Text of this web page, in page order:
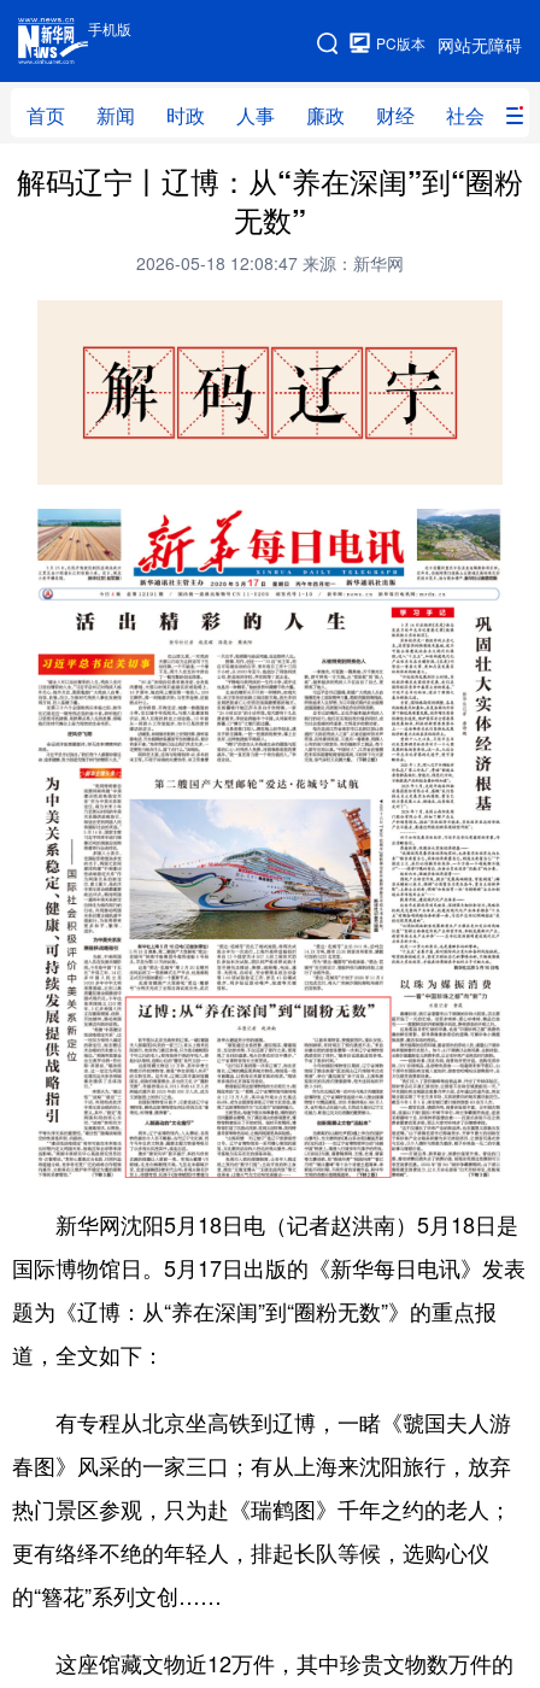
手机版
网站无障碍
PC版本
首页 新闻 时政 人事 廉政 财经 社会 科
手机版
网站地图
首页 新闻 时政 人事
地方频道
北京 天津 河北 山西
辽宁 吉林 上海 江苏
浙江 安徽 福建 江西
山东 河南 湖北 湖南
广东 广西 海南 重庆
四川 贵州 云南 西藏
陕西 甘肃 青海 宁夏
新疆 内蒙古 黑龙江
多语种频道
English Español Français عربى
Русский язык 한국어
Deutsch Português
解码辽宁丨辽博：从“养在深闺”到“圈粉
无数”
2026-05-18 12:08:47 来源：新华网
新华网沈阳5月18日电（记者赵洪南）5月18日是
国际博物馆日。5月17日出版的《新华每日电讯》发表
题为《辽博：从“养在深闺”到“圈粉无数”》的重点报
道，全文如下：
有专程从北京坐高铁到辽博，一睹《虢国夫人游
春图》风采的一家三口；有从上海来沈阳旅行，放弃
热门景区参观，只为赴《瑞鹤图》千年之约的老人；
更有络绎不绝的年轻人，排起长队等候，选购心仪
的“簪花”系列文创……
这座馆藏文物近12万件，其中珍贵文物数万件的